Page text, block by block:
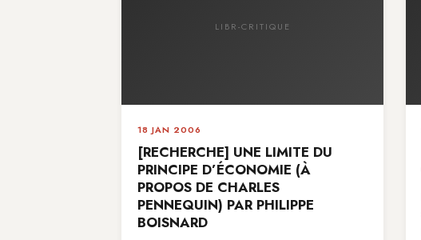
LIBR-CRITIQUE
18 JAN 2006
[RECHERCHE] UNE LIMITE DU
PRINCIPE D’ÉCONOMIE (À
PROPOS DE CHARLES
PENNEQUIN) PAR PHILIPPE
BOISNARD